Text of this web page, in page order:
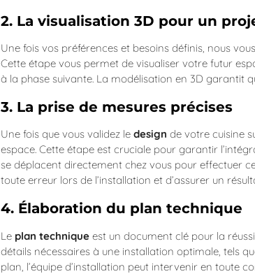
2. La visualisation 3D pour un
Une fois vos préférences et besoins définis, nous
Cette étape vous permet de visualiser votre futur
à la phase suivante. La modélisation en 3D garantit
3. La prise de mesures précises
Une fois que vous validez le design de votre cuisine
espace. Cette étape est cruciale pour garantir
se déplacent directement chez vous pour effectuer
toute erreur lors de l’installation et d’assurer un
4. Élaboration du plan technique
Le plan technique est un document clé pour la
détails nécessaires à une installation optimale, tels
plan, l’équipe d’installation peut intervenir en toute